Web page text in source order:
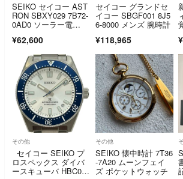
SEIKO セイコー AST
RON SBXY029 7B72-
0AD0 ソーラー電
ン 39mm チタン 日本
製 ホワイト 白 28013
¥62,600
セイコー グランドセ
イコー SBGF001 8J5
6-8000 メンズ 腕時計
¥118,965
その他
セイコー SEIKO プ
ロスペックス ダイバ
ースキューバ HBC005
その他
SEIKO 懐中時計 7T36
-7A20 ムーンフェイ
ズ ポケットウォッチ